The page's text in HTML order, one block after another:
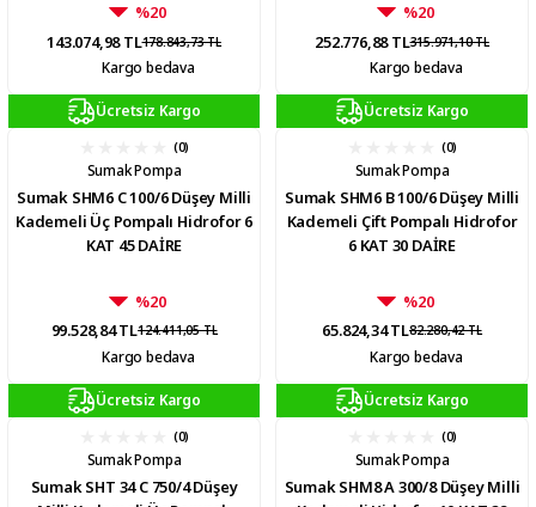
%20
143.074,98 TL178.843,73 TL
Kargo bedava
%20
252.776,88 TL315.971,10 TL
Kargo bedava
Ücretsiz Kargo
(0)
Sumak Pompa
Sumak SHM6 C 100/6 Düşey Milli
Kademeli Üç Pompalı Hidrofor 6
KAT 45 DAİRE
%20
99.528,84 TL124.411,05 TL
Kargo bedava
Ücretsiz Kargo
(0)
Sumak Pompa
Sumak SHM6 B 100/6 Düşey Milli
Kademeli Çift Pompalı Hidrofor
6 KAT 30 DAİRE
%20
65.824,34 TL82.280,42 TL
Kargo bedava
Ücretsiz Kargo
(0)
Sumak Pompa
Sumak SHT 34 C 750/4 Düşey
Ücretsiz Kargo
(0)
Sumak Pompa
Sumak SHM8 A 300/8 Düşey Milli